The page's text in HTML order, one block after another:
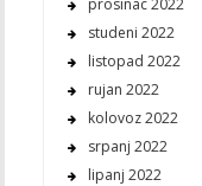
prosinac 2022
studeni 2022
listopad 2022
rujan 2022
kolovoz 2022
srpanj 2022
lipanj 2022